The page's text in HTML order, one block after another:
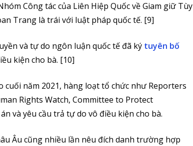
Công tác của Liên Hiệp Quốc về Giam giữ Tùy
Trang là trái với luật pháp quốc tế. [9]
và tự do ngôn luận quốc tế đã ký tuyên bố
kiện cho bà. [10]
cuối năm 2021, hàng loạt tổ chức như Reporters
Rights Watch, Committee to Protect
và yêu cầu trả tự do vô điều kiện cho bà.
Âu cũng nhiều lần nêu đích danh trường hợp